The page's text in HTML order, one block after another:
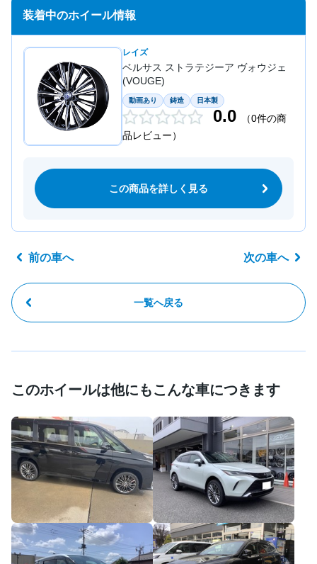
装着中のホイール情報
レイズ
ベルサス ストラテジーア ヴォウジェ
(VOUGE)
動画あり 鋳造 日本製
0.0
（0件の商
品レビュー）
この商品を詳しく見る
前の車へ
一覧へ戻る
次の車へ
このホイールは他にもこんな車につきます